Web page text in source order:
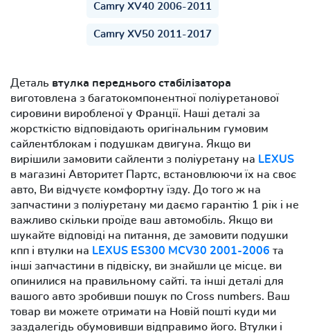
Camry XV40 2006-2011
Camry XV50 2011-2017
Деталь втулка переднього стабілізатора
виготовлена з багатокомпонентної поліуретанової
сировини виробленої у Франції. Наші деталі за
жорсткістю відповідають оригінальним гумовим
сайлентблокам і подушкам двигуна. Якщо ви
вирішили замовити сайленти з поліуретану на LEXUS
в магазині Авторитет Партс, встановлюючи їх на своє
авто, Ви відчуєте комфортну їзду. До того ж на
запчастини з поліуретану ми даємо гарантію 1 рік і не
важливо скільки проїде ваш автомобіль. Якщо ви
шукайте відповіді на питання, де замовити подушки
кпп і втулки на LEXUS ES300 MCV30 2001-2006 та
інші запчастини в підвіску, ви знайшли це місце. ви
опинилися на правильному сайті. та інші деталі для
вашого авто зробивши пошук по Cross numbers. Ваш
товар ви можете отримати на Новій пошті куди ми
заздалегідь обумовивши відправимо його. Втулки і